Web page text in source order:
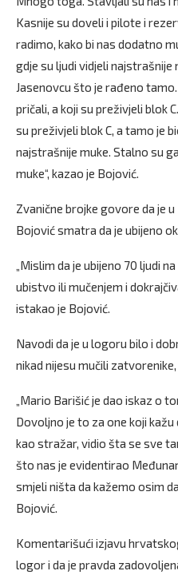
Kasnije su doveli i pilote i
radimo, kako bi nas dodatno
gdje su ljudi vidjeli najstrašnije
Jasenovcu što je rađeno
pričali, a koji su preživjeli blok
su preživjeli blok C, a tamo je
najstrašnije muke. Stalno su
muke“, kazao je Bojović.
Zvanične brojke govore da je
Bojović smatra da je ubijeno
„Mislim da je ubijeno 70 ljudi
ubistvo ili mučenjem i
istakao je Bojović.
Navodi da je u logoru bilo i
nikad nijesu mučili
„Mario Barišić je dao iskaz o
Dovoljno je to za one koji kažu
kao stražar, vidio šta se sve
što nas je evidentirao
smjeli ništa da kažemo osim
Bojović.
Komentarišući izjavu
logor i da je pravda